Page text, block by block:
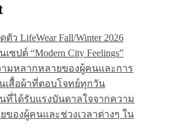
ว LifeWear Fall/Winter 2026
ซปต์ “Modern City Feelings”
มหลากหลายของผู้คนและการ
เสื้อผ้าที่ตอบโจทย์ทุกวัน
ที่ได้รับแรงบันดาลใจจากความ
ของผู้คนและช่วงเวลาต่างๆ ใน